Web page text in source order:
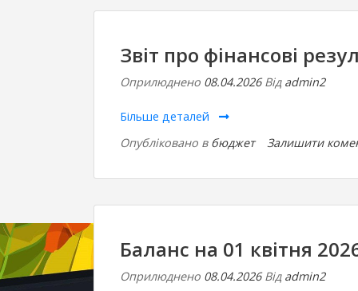
Звіт про фінансові
Оприлюднено 08.04.2026Від admin2
Більше деталей
Опубліковано в бюджет Залишити
Баланс на 01 квітня
Оприлюднено 08.04.2026Від admin2